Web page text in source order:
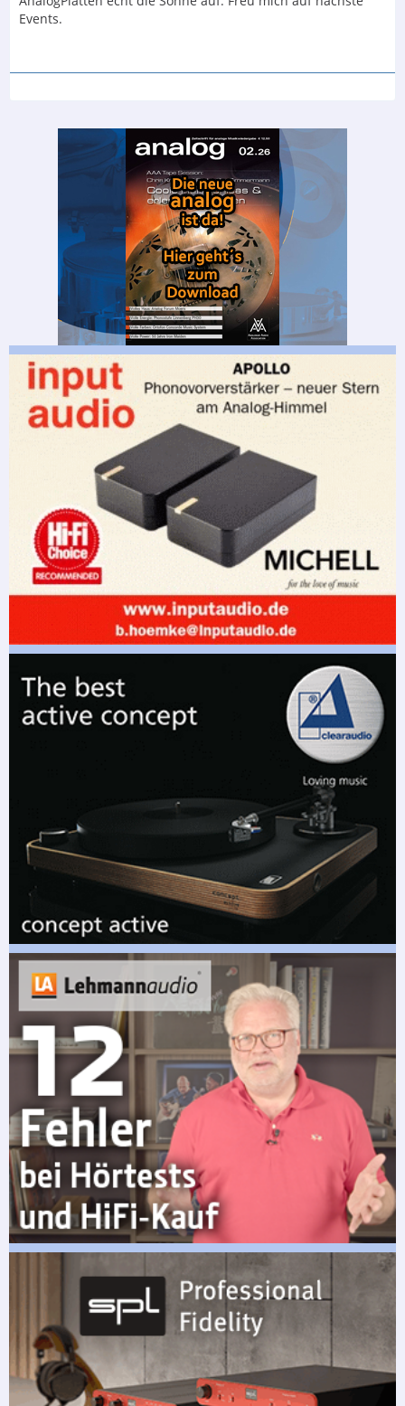
Events.